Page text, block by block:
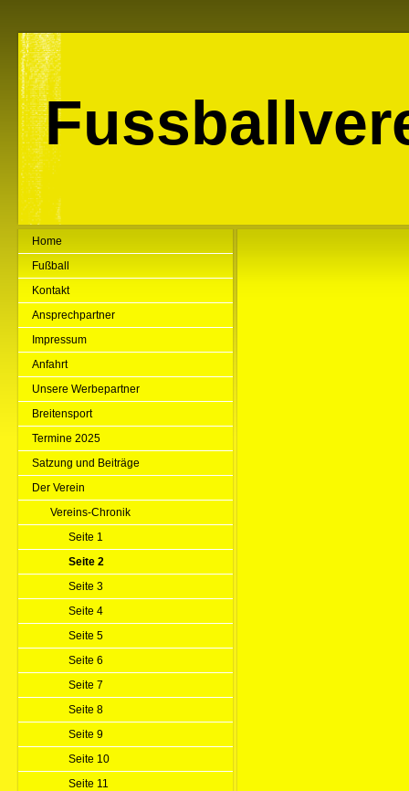
Home
Fußball
Kontakt
Ansprechpartner
Impressum
Anfahrt
Unsere Werbepartner
Breitensport
Termine 2025
Satzung und Beiträge
Der Verein
Vereins-Chronik
Seite 1
Seite 2
Seite 3
Seite 4
Seite 5
Seite 6
Seite 7
Seite 8
Seite 9
Seite 10
Seite 11